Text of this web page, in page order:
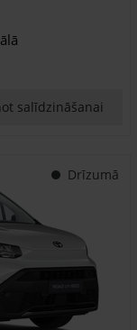
salīdzināšanai
Drīzumā